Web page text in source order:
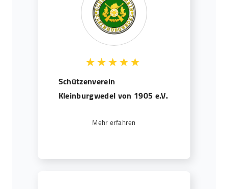
Schützenverein
Kleinburgwedel von 1905 e.V.
Mehr erfahren